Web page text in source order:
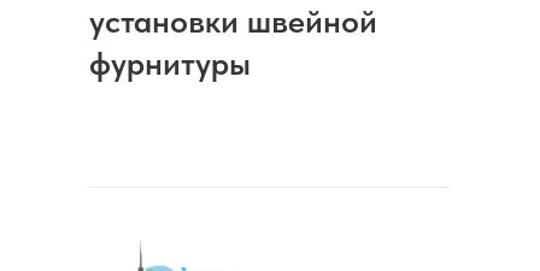
установки швейной
фурнитуры